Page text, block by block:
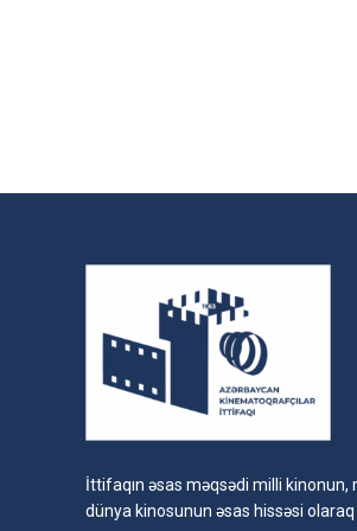
İttifaqın əsas məqsədi milli kinonun,
dünya kinosunun əsas hissəsi